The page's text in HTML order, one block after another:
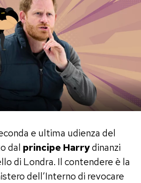
e ultima udienza del
dal principe Harrydinanzi
di Londra. Il contendere è la
dell’Interno di revocare